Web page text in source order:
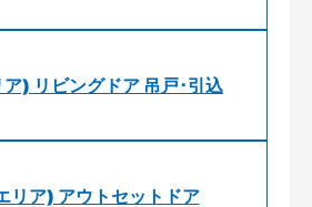
) リビングドア 吊戸･引込
ア) アウトセットドア